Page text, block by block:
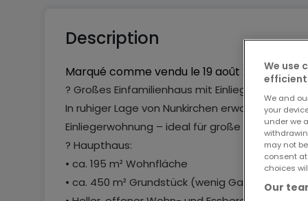
Description
Marqué comme vendu le 19 août 2025
? Großes Einfamilienhaus mit Einliegerwohnung
In ruhiger Lage von Nunkirchen erwartet Sie
Einliegerwohnung – ideal für große Familien,
? Haupthaus:
• ca. 195 m² Wohnfläche
• ca. 450 m² Grundstück (wenig Garten)
We use
We and
your
under we
may not
consent
choices
Our